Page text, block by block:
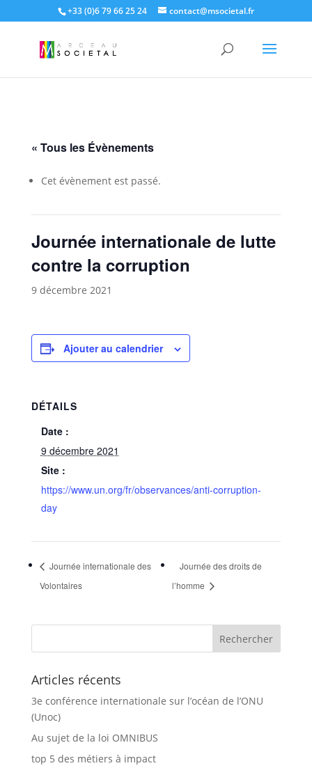
+33 (0)6 79 66 25 24 contact@msocietal.fr
« Tous les Évènements
Cet évènement est passé.
Journée internationale de lutte
contre la corruption
9 décembre 2021
Ajouter au calendrier
DÉTAILS
Date :
9 décembre 2021
Site :
https://www.un.org/fr/observances/anti-corruption-
day
Journée internationale des
Volontaires
Journée des droits de
l’homme
Articles récents
3e conférence internationale sur l’océan de l’ONU
(Unoc)
Au sujet de la loi OMNIBUS
top 5 des métiers à impact